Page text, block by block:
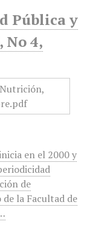
Pública y
No 4,
en el 2000 y
de
la Facultad de